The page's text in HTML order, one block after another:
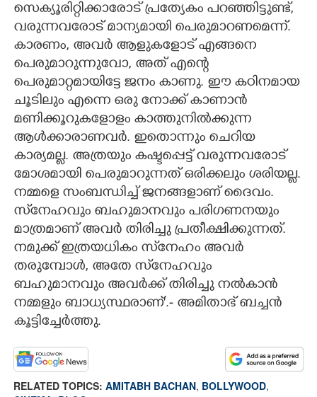
സെക്യൂരിറ്റിക്കാരോട് പ്രത്യേകം പറഞ്ഞിട്ടുണ്ട്,
വരുന്നവരോട് മാന്യമായി പെരുമാറണമെന്ന്.
കാരണം, അവർ ആളുകളോട് എങ്ങനെ
പെരുമാറുന്നുവോ, അത് എന്റെ
പെരുമാറ്റമായിട്ടേ ജനം കാണു. ഈ കഠിനമായ
ചൂടിലും എന്നെ ഒരു നോക്ക് കാണാൻ
മണിക്കൂറുകളോളം കാത്തുനിൽക്കുന്ന
ആൾക്കാരാണവർ. ഇതൊന്നും ചെറിയ
കാര്യമല്ല. അത്രയും കഷ്ടപ്പെട്ട് വരുന്നവരോട്
മോശമായി പെരുമാറുന്നത് ഒരിക്കലും ശരിയല്ല.
നമ്മളെ സംബന്ധിച്ച് ജനങ്ങളാണ് ദൈവം.
സ്‌നേഹവും ബഹുമാനവും പരിഗണനയും
മാത്രമാണ് അവർ തിരിച്ചു പ്രതീക്ഷിക്കുന്നത്.
നമുക്ക് ഇത്രയധികം സ്‌നേഹം അവർ
തരുമ്പോൾ, അതേ സ്‌നേഹവും
ബഹുമാനവും അവർക്ക് തിരിച്ചു നൽകാൻ
നമ്മളും ബാധ്യസ്ഥരാണ്'.- അമിതാഭ് ബച്ചൻ
കൂട്ടിച്ചേർത്തു.
RELATED TOPICS: AMITABH BACHAN, BOLLYWOOD,